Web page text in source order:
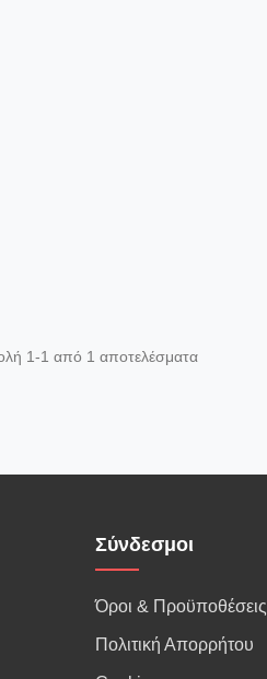
1-1 από 1 αποτελέσματα
Σύνδεσμοι
Όροι & Προϋποθέσεις
Πολιτική Απορρήτου